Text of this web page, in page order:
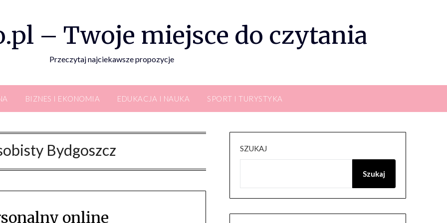
– Twoje miejsce do czytania
Przeczytaj najciekawsze propozycje
BIZNES I EKONOMIA EDUKACJA I NAUKA SPORT I TURYSTYKA
Bydgoszcz
online
SZUKAJ
Szukaj